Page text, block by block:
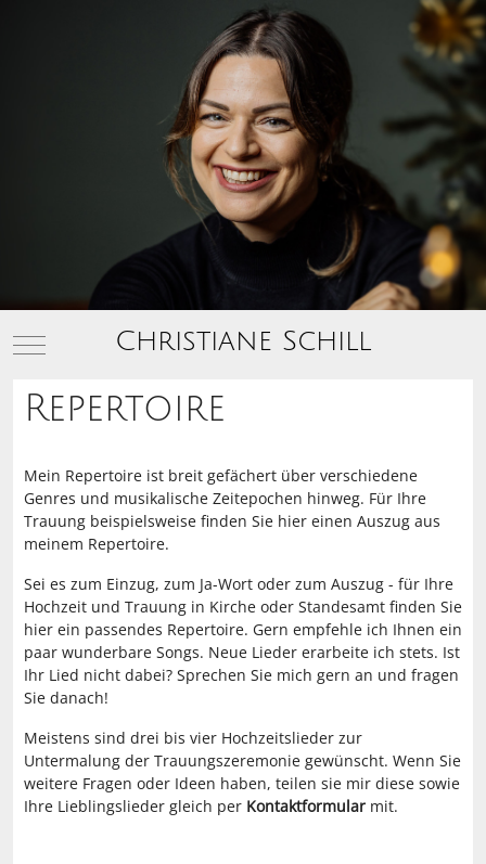
Mobile Menu ToggleChristiane Schill
Repertoire
Mein Repertoire ist breit gefächert über verschiedene
Genres und musikalische Zeitepochen hinweg. Für Ihre
Trauung beispielsweise finden Sie hier einen Auszug aus
meinem Repertoire.
Sei es zum Einzug, zum Ja-Wort oder zum Auszug - für Ihre
Hochzeit und Trauung in Kirche oder Standesamt finden Sie
hier ein passendes Repertoire. Gern empfehle ich Ihnen ein
paar wunderbare Songs. Neue Lieder erarbeite ich stets. Ist
Ihr Lied nicht dabei? Sprechen Sie mich gern an und fragen
Sie danach!
Meistens sind drei bis vier Hochzeitslieder zur
Untermalung der Trauungszeremonie gewünscht. Wenn Sie
weitere Fragen oder Ideen haben, teilen sie mir diese sowie
Ihre Lieblingslieder gleich per Kontaktformular mit.